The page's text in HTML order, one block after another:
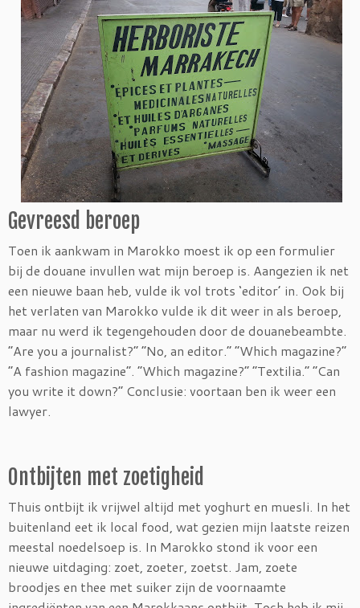
Gevreesd beroep
Toen ik aankwam in Marokko moest ik op een formulier
bij de douane invullen wat mijn beroep is. Aangezien ik net
een nieuwe baan heb, vulde ik vol trots ‘editor’ in. Ook bij
het verlaten van Marokko vulde ik dit weer in als beroep,
maar nu werd ik tegengehouden door de douanebeambte.
“Are you a journalist?” “No, an editor.” “Which magazine?”
“A fashion magazine”. “Which magazine?” “Textilia.” “Can
you write it down?” Conclusie: voortaan ben ik weer een
lawyer.
Ontbijten met zoetigheid
Thuis ontbijt ik vrijwel altijd met yoghurt en muesli. In het
buitenland eet ik local food, wat gezien mijn laatste reizen
meestal noedelsoep is. In Marokko stond ik voor een
nieuwe uitdaging: zoet, zoeter, zoetst. Jam, zoete
broodjes en thee met suiker zijn de voornaamte